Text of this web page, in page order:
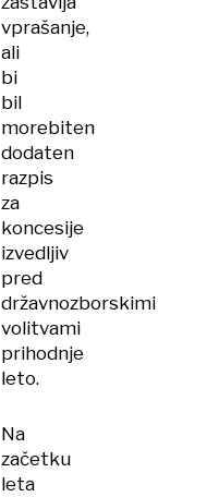
vprašanje,
ali
bi
bil
morebiten
dodaten
razpis
za
koncesije
izvedljiv
pred
državnozborskimi
volitvami
prihodnje
leto.
Na
začetku
leta